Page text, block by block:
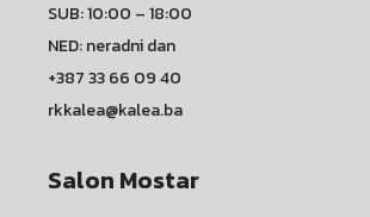
SUB: 10:00 – 18:00
NED: neradni dan
+387 33 66 09 40
rkkalea@kalea.ba
Salon Mostar